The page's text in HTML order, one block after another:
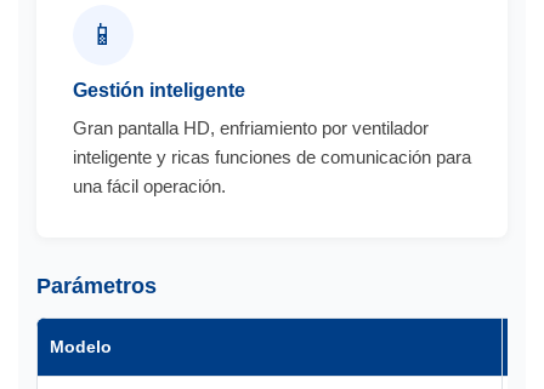
📱
Gestión inteligente
Gran pantalla HD, enfriamiento por ventilador
inteligente y ricas funciones de comunicación para
una fácil operación.
Parámetros
Modelo